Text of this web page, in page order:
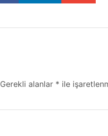
Gerekli alanlar * ile